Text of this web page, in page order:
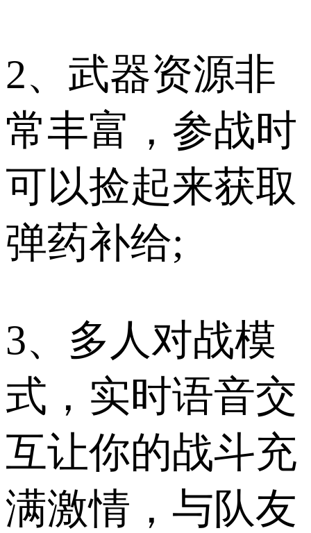
2、武器资源非
常丰富，参战时
可以捡起来获取
弹药补给;
3、多人对战模
式，实时语音交
互让你的战斗充
满激情，与队友